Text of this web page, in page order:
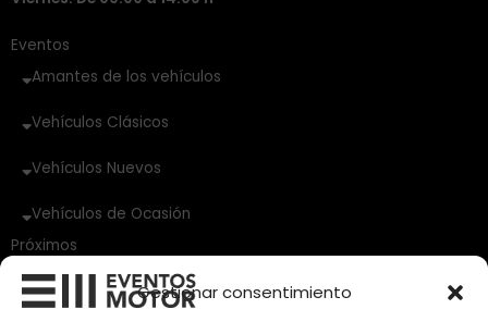
Gestionar consentimiento
Eventos
Amantes de los vehículos
Vehículos Clásicos
Vehículos Nuevos
Vehículos de Ocasión
Próximos
Eclipse by SELECTO
Del 12/08/2026 al 12/08/2026